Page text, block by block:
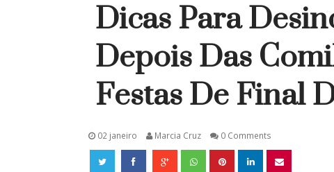
Dicas Para
Depois Das
Festas De Final
02 janeiro Marcia Cruz 0 Comments